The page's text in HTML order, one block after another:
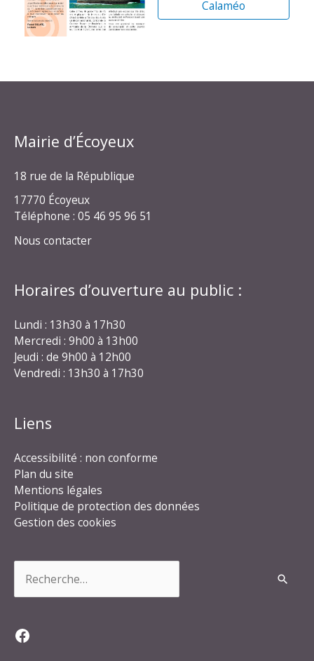
Calaméo
Mairie d’Écoyeux
18 rue de la République
17770 Écoyeux
Téléphone : 05 46 95 96 51
Nous contacter
Horaires d’ouverture au public :
Lundi : 13h30 à 17h30
Mercredi : 9h00 à 13h00
Jeudi : de 9h00 à 12h00
Vendredi : 13h30 à 17h30
Liens
Accessibilité : non conforme
Plan du site
Mentions légales
Politique de protection des données
Gestion des cookies
Facebook